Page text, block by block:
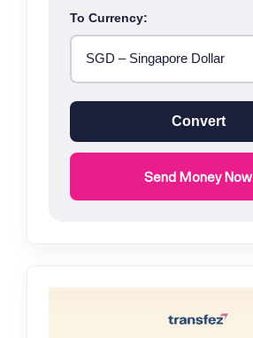
To Currency:
Convert
Send Money Now